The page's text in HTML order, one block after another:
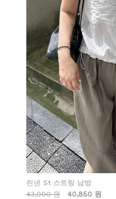
린넨 St 스트링 남방
43,000 원
40,850 원